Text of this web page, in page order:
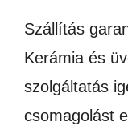
Szállítás
Kerámia és
szolgáltatás
csomagolást